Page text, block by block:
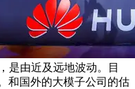
是由近及远地波动。目
和国外的大模子公司的估